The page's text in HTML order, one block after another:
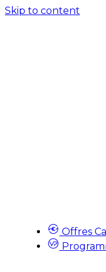
Skip to content
Offres